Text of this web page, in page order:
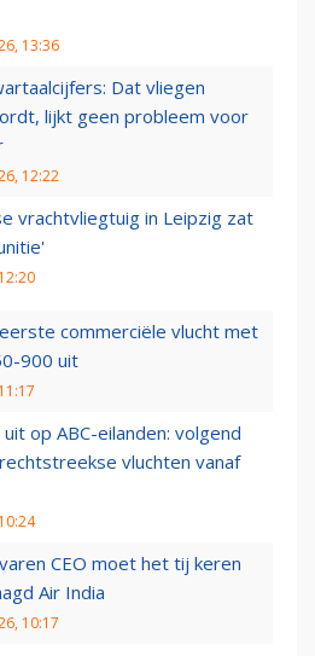
13:36
Dat vliegen
lijkt geen probleem voor
12:22
vrachtvliegtuig in Leipzig zat
commerciële vlucht met
900 uit
op ABC-eilanden: volgend
vluchten vanaf
CEO moet het tij keren
Air India
10:17